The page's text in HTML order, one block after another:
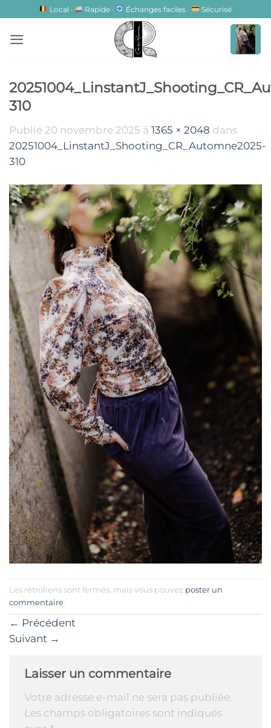
contenu
Local · Rapide · Échanges faciles · Sécurisé
310
Publié 20 novembre 2025 à 1365 × 2048 dans
20251004_LinstantJ_Shooting_CR_Automne2025-
310
Les rétroliens sont fermés, mais vous pouvez poster un
commentaire
← Précédent
Suivant →
Laisser un commentaire
Votre adresse e-mail ne sera pas publiée.
Les champs obligatoires sont indiqués